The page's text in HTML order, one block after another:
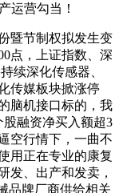
运营勾当！
节制权拟发生变
点，上证指数、深
续深化传感器、
传媒板块掀涨停
脑机接口标的，我
融资净买入额超3
空行情下，一曲不
用正在专业的康复
发、出产和发卖，
品牌厂商供给相关